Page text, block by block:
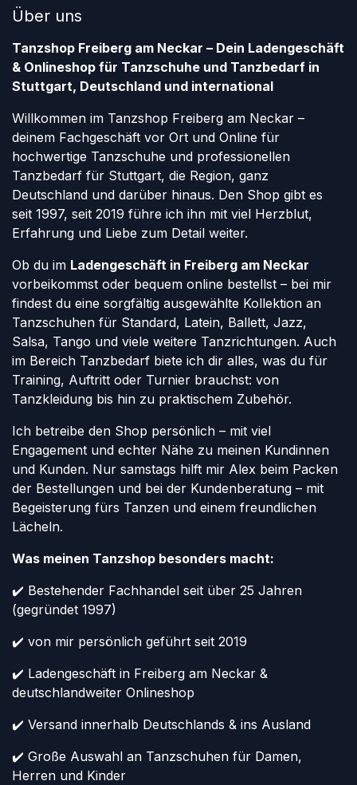
Über uns
Tanzshop Freiberg am Neckar – Dein Ladengeschäft
& Onlineshop für Tanzschuhe und Tanzbedarf in
Stuttgart, Deutschland und international
Willkommen im Tanzshop Freiberg am Neckar –
deinem Fachgeschäft vor Ort und Online für
hochwertige Tanzschuhe und professionellen
Tanzbedarf für Stuttgart, die Region, ganz
Deutschland und darüber hinaus. Den Shop gibt es
seit 1997, seit 2019 führe ich ihn mit viel Herzblut,
Erfahrung und Liebe zum Detail weiter.
Ob du im Ladengeschäft in Freiberg am Neckar
vorbeikommst oder bequem online bestellst – bei mir
findest du eine sorgfältig ausgewählte Kollektion an
Tanzschuhen für Standard, Latein, Ballett, Jazz,
Salsa, Tango und viele weitere Tanzrichtungen. Auch
im Bereich Tanzbedarf biete ich dir alles, was du für
Training, Auftritt oder Turnier brauchst: von
Tanzkleidung bis hin zu praktischem Zubehör.
Ich betreibe den Shop persönlich – mit viel
Engagement und echter Nähe zu meinen Kundinnen
und Kunden. Nur samstags hilft mir Alex beim Packen
der Bestellungen und bei der Kundenberatung – mit
Begeisterung fürs Tanzen und einem freundlichen
Lächeln.
Was meinen Tanzshop besonders macht:
✔️ Bestehender Fachhandel seit über 25 Jahren
(gegründet 1997)
✔️ von mir persönlich geführt seit 2019
✔️ Ladengeschäft in Freiberg am Neckar &
deutschlandweiter Onlineshop
✔️ Versand innerhalb Deutschlands & ins Ausland
✔️ Große Auswahl an Tanzschuhen für Damen,
Herren und Kinder